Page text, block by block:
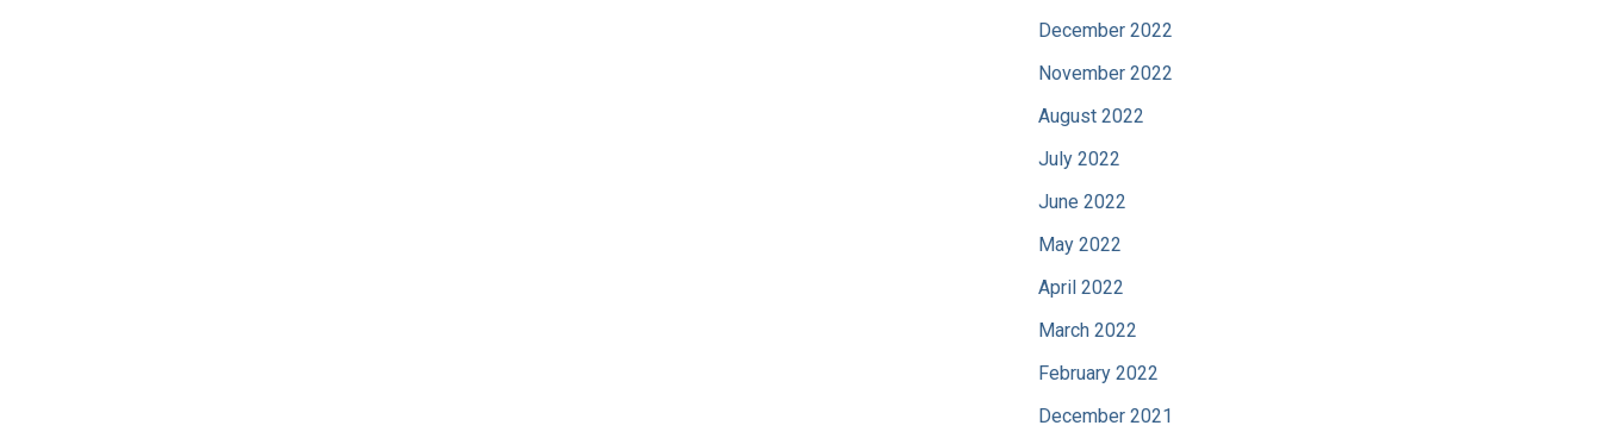
December 2022
November 2022
August 2022
July 2022
June 2022
May 2022
April 2022
March 2022
February 2022
December 2021